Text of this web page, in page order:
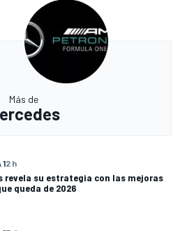
Más de
12 h
revela su estrategia con las mejoras
queda de 2026